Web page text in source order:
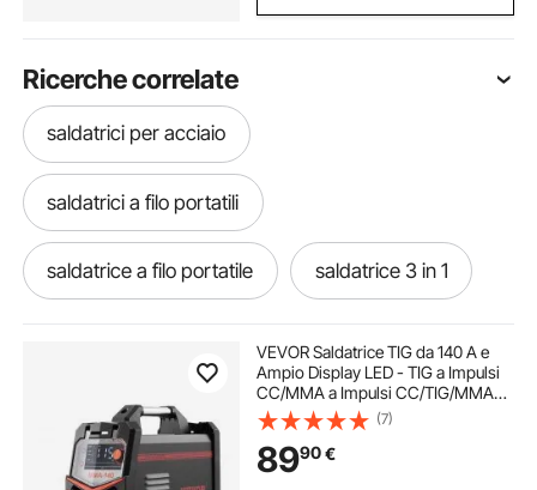
Ricerche correlate
saldatrici per acciaio
saldatrici a filo portatili
saldatrice a filo portatile saldatrice 3 in 1
saldatrice di plastica a caldo
saldatrice portatile saldatrice al plasma
VEVOR Saldatrice TIG da 140 A e
Ampio Display LED - TIG a Impulsi
CC/MMA a Impulsi CC/TIG/MMA
Lift (Stick), Saldatrice a Doppia
Tensione 110 e 220 V con Controllo
Inverter IGBT Hot Start
(7)
8990€